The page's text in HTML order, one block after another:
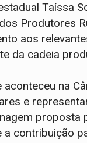
Taíssa
Produtores
aos
da cadeia
aconteceu na
e
proposta
a contribuição